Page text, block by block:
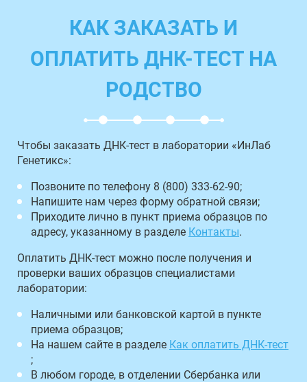
КАК ЗАКАЗАТЬ И
ОПЛАТИТЬ ДНК-ТЕСТ НА
РОДСТВО
Чтобы заказать ДНК-тест в лаборатории «ИнЛаб
Генетикс»:
Позвоните по телефону 8 (800) 333-62-90;
Напишите нам через форму обратной связи;
Приходите лично в пункт приема образцов по
адресу, указанному в разделе Контакты.
Оплатить ДНК-тест можно после получения и
проверки ваших образцов специалистами
лаборатории:
Наличными или банковской картой в пункте
приема образцов;
На нашем сайте в разделе Как оплатить ДНК-тест
;
В любом городе, в отделении Сбербанка или